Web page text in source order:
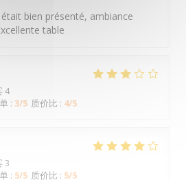
bien présenté, ambiance
table
4
: 3/5 质价比 : 4/5
3
: 5/5 质价比 : 5/5